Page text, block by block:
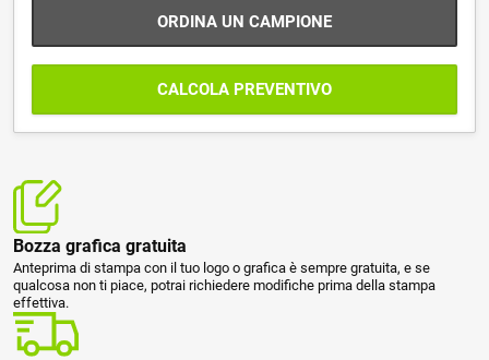
ORDINA UN CAMPIONE
CALCOLA PREVENTIVO
Bozza grafica gratuita
Anteprima di stampa con il tuo logo o grafica è sempre gratuita, e se
qualcosa non ti piace, potrai richiedere modifiche prima della stampa
effettiva.